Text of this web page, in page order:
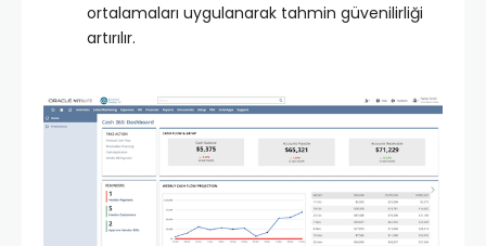
ortalamaları uygulanarak tahmin güvenilirliği
artırılır.